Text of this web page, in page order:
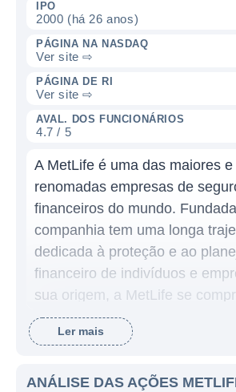
IPO
2000 (há 26 anos)
PÁGINA NA NASDAQ
Ver site ⇨
PÁGINA DE RI
Ver site ⇨
AVAL. DOS FUNCIONÁRIOS
4.7 / 5
A MetLife é uma das maiores
renomadas empresas de
financeiros do mundo.
companhia tem uma longa
dedicada à proteção e ao
financeiro de indivíduos e
sua origem, a MetLife se
oferecer soluções de seguros
saúde, previdência e outros
alcançarem a segurança
Ler mais
ANÁLISE DAS AÇÕES